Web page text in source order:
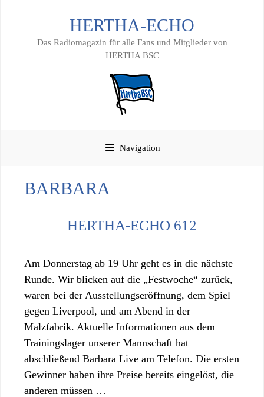
HERTHA-ECHO
Das Radiomagazin für alle Fans und Mitglieder von
HERTHA BSC
Navigation
BARBARA
HERTHA-ECHO 612
Am Donnerstag ab 19 Uhr geht es in die nächste
Runde. Wir blicken auf die „Festwoche“ zurück,
waren bei der Ausstellungseröffnung, dem Spiel
gegen Liverpool, und am Abend in der
Malzfabrik. Aktuelle Informationen aus dem
Trainingslager unserer Mannschaft hat
abschließend Barbara Live am Telefon. Die ersten
Gewinner haben ihre Preise bereits eingelöst, die
anderen müssen …